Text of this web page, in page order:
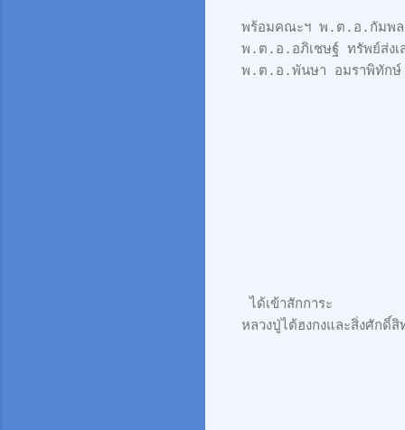
พร้อมคณะฯ พ.ต.อ.กัมพ
พ.ต.อ.อภิเชษฐ์ ทรัพย์ส่ง
พ.ต.อ.พันษา อมราพิทักษ์
ได้เข้าสักการะ
หลวงปู่ไต้ฮงกงและสิ่งศักดิ์